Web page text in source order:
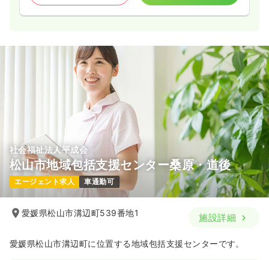
社会福祉法人平成会
松山市地域包括支援センター桑原・道後
エージェント求人 車通勤可
愛媛県松山市溝辺町539番地1 施設詳細
愛媛県松山市溝辺町に位置する地域包括支援センターです。